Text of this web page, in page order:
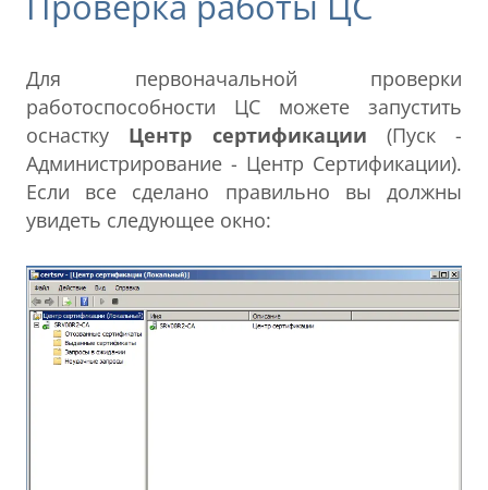
Для первоначальной проверки
работоспособности ЦС можете запустить
оснастку Центр сертификации (Пуск -
Администрирование - Центр Сертификации).
Если все сделано правильно вы должны
увидеть следующее окно: